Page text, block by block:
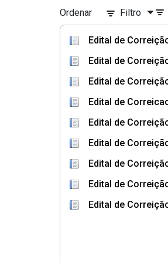
Ordenar Filtro
Edital de
Edital de
Edital de
Edital de
Edital de
Edital de
Edital de
Edital de
Edital de